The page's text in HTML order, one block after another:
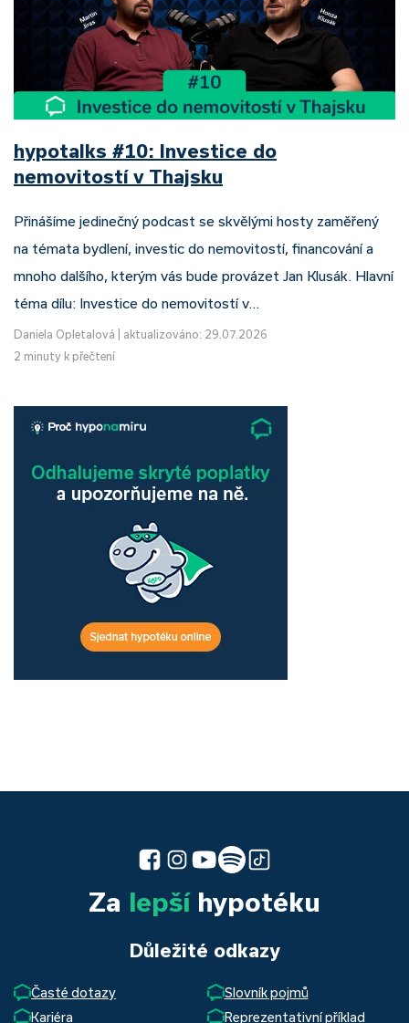
hypotalks #10: Investice do
nemovitostí v Thajsku
Přinášíme jedinečný podcast se skvělými hosty zaměřený
na témata bydlení, investic do nemovitostí, financování a
mnoho dalšího, kterým vás bude provázet Jan Klusák. Hlavní
téma dílu: Investice do nemovitostí v…
Daniela Opletalová
aktualizováno: 29.07.2026
2 minuty k přečtení
Za lepšíhypotéku
Důležité odkazy
Časté dotazy
Slovník pojmů
Kariéra
Reprezentativní příklad